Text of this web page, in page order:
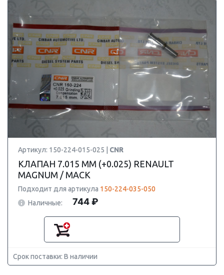
Артикул: 150-224-015-025 | CNR
КЛАПАН 7.015 ММ (+0.025) RENAULT
MAGNUM / MACK
Подходит для артикула 150-224-035-050
Наличные:
744 ₽
Срок поставки: В наличии